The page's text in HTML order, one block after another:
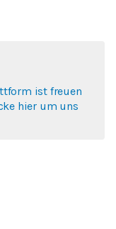
ist freuen
hier um uns